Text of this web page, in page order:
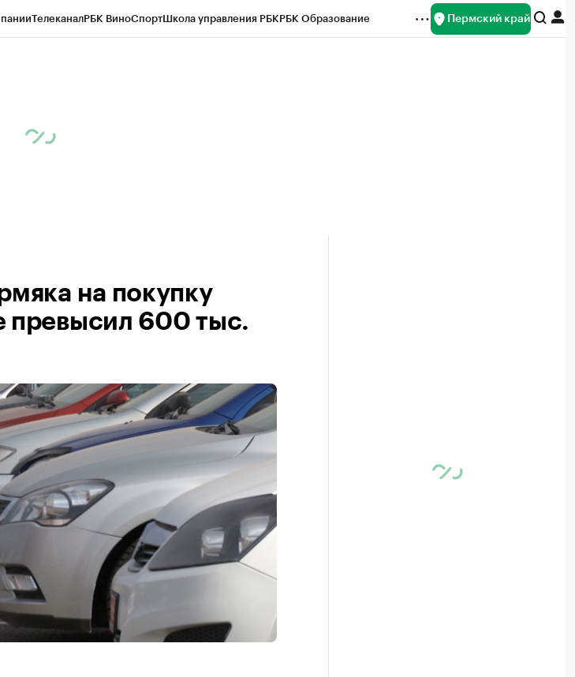
ТелеканалРБК ВиноСпортШкола управления РБКРБК Образование Пермский край
на покупку
превысил 600 тыс.